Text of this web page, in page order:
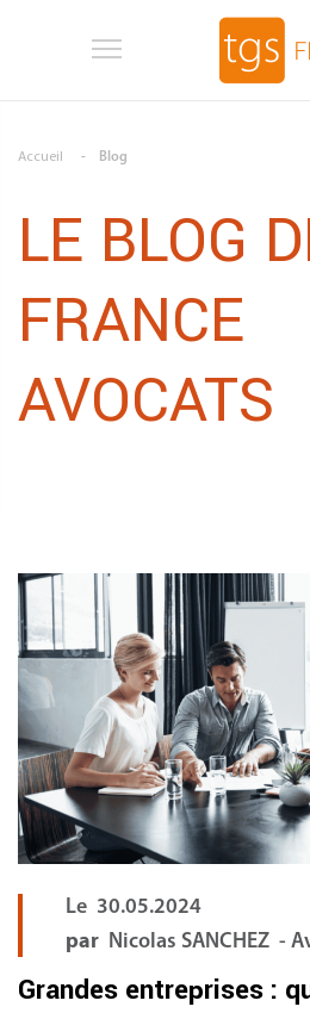
FR
Accueil Blog
LE BLOG
FRANCE
AVOCATS
Le 30.05.2024
par Nicolas SANCHEZ -
Grandes entreprises :